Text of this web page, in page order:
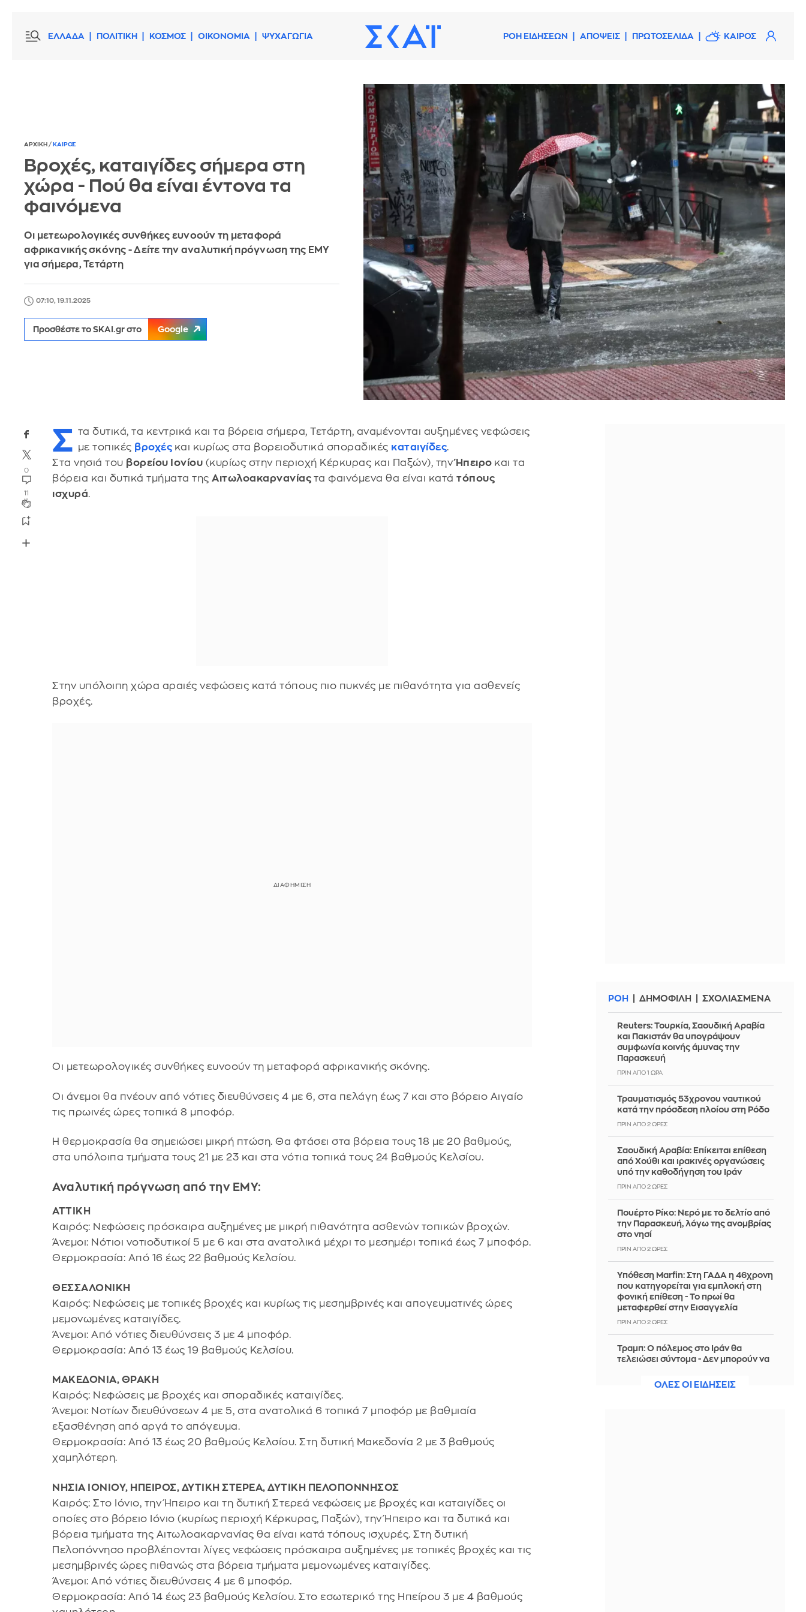
ΕΛΛΑΔΑ ΠΟΛΙΤΙΚΗ ΚΟΣΜΟΣ ΟΙΚΟΝΟΜΙΑ ΨΥΧΑΓΩΓΙΑ ΡΟΗ ΕΙΔΗΣΕΩΝ ΑΠΟΨΕΙΣ ΠΡΩΤΟΣΕΛΙΔΑ ΚΑΙΡΟΣ
ΑΡΧΙΚΗ / ΚΑΙΡΟΣ
Βροχές, καταιγίδες σήμερα στη
χώρα - Πού θα είναι έντονα τα
φαινόμενα
Οι μετεωρολογικές συνθήκες ευνοούν τη μεταφορά
αφρικανικής σκόνης - Δείτε την αναλυτική πρόγνωση της ΕΜΥ
για σήμερα, Τετάρτη
07:10, 19.11.2025
Προσθέστε το SKAI.gr στο Google
0
11
Σ τα δυτικά, τα κεντρικά και τα βόρεια σήμερα, Τετάρτη, αναμένονται αυξημένες νεφώσεις
με τοπικές βροχές και κυρίως στα βορειοδυτικά σποραδικές καταιγίδες.
Στα νησιά του βορείου Ιονίου (κυρίως στην περιοχή Κέρκυρας και Παξών), τηνΉπειρο και τα
βόρεια και δυτικά τμήματα τηςΑιτωλοακαρνανίας τα φαινόμενα θα είναι κατάτόπους
ισχυρά.
Στην υπόλοιπη χώρα αραιές νεφώσεις κατά τόπους πιο πυκνές με πιθανότητα για ασθενείς
βροχές.
Οι μετεωρολογικές συνθήκες ευνοούν τη μεταφορά αφρικανικής σκόνης.
Οι άνεμοι θα πνέουν από νότιες διευθύνσεις 4 με 6, στα πελάγη έως 7 και στο βόρειο Αιγαίο
τις πρωινές ώρες τοπικά 8 μποφόρ.
Η θερμοκρασία θα σημειώσει μικρή πτώση. Θα φτάσει στα βόρεια τους 18 με 20 βαθμούς,
στα υπόλοιπα τμήματα τους 21 με 23 και στα νότια τοπικά τους 24 βαθμούς Κελσίου.
Αναλυτική πρόγνωση από την ΕΜΥ:
ΑΤΤΙΚΗ
Καιρός: Νεφώσεις πρόσκαιρα αυξημένες με μικρή πιθανότητα ασθενών τοπικών βροχών.
Άνεμοι: Νότιοι νοτιοδυτικοί 5 με 6 και στα ανατολικά μέχρι το μεσημέρι τοπικά έως 7 μποφόρ.
Θερμοκρασία: Από 16 έως 22 βαθμούς Κελσίου.
ΘΕΣΣΑΛΟΝΙΚΗ
Καιρός: Νεφώσεις με τοπικές βροχές και κυρίως τις μεσημβρινές και απογευματινές ώρες
μεμονωμένες καταιγίδες.
Άνεμοι: Από νότιες διευθύνσεις 3 με 4 μποφόρ.
Θερμοκρασία: Από 13 έως 19 βαθμούς Κελσίου.
ΜΑΚΕΔΟΝΙΑ, ΘΡΑΚΗ
Καιρός: Νεφώσεις με βροχές και σποραδικές καταιγίδες.
Άνεμοι: Νοτίων διευθύνσεων 4 με 5, στα ανατολικά 6 τοπικά 7 μποφόρ με βαθμιαία
εξασθένηση από αργά το απόγευμα.
Θερμοκρασία: Από 13 έως 20 βαθμούς Κελσίου. Στη δυτική Μακεδονία 2 με 3 βαθμούς
χαμηλότερη.
ΝΗΣΙΑ ΙΟΝΙΟΥ, ΗΠΕΙΡΟΣ, ΔΥΤΙΚΗ ΣΤΕΡΕΑ, ΔΥΤΙΚΗ ΠΕΛΟΠΟΝΝΗΣΟΣ
Καιρός: Στο Ιόνιο, την Ήπειρο και τη δυτική Στερεά νεφώσεις με βροχές και καταιγίδες οι
οποίες στο βόρειο Ιόνιο (κυρίως περιοχή Κέρκυρας, Παξών), την Ήπειρο και τα δυτικά και
βόρεια τμήματα της Αιτωλοακαρνανίας θα είναι κατά τόπους ισχυρές. Στη δυτική
Πελοπόννησο προβλέπονται λίγες νεφώσεις πρόσκαιρα αυξημένες με τοπικές βροχές και τις
μεσημβρινές ώρες πιθανώς στα βόρεια τμήματα μεμονωμένες καταιγίδες.
Άνεμοι: Από νότιες διευθύνσεις 4 με 6 μποφόρ.
Θερμοκρασία: Από 14 έως 23 βαθμούς Κελσίου. Στο εσωτερικό της Ηπείρου 3 με 4 βαθμούς
ΡΟΗ ΔΗΜΟΦΙΛΗ ΣΧΟΛΙΑΣΜΕΝΑ
Reuters: Τουρκία, Σαουδική Αραβία
και Πακιστάν θα υπογράψουν
συμφωνία κοινής άμυνας την
Παρασκευή
ΠΡΙΝ ΑΠΌ 1 ΏΡΑ
Τραυματισμός 53χρονου ναυτικού
κατά την πρόσδεση πλοίου στη Ρόδο
ΠΡΙΝ ΑΠΌ 2 ΏΡΕΣ
Σαουδική Αραβία: Επίκειται επίθεση
από Χούθι και ιρακινές οργανώσεις
υπό την καθοδήγηση του Ιράν
ΠΡΙΝ ΑΠΌ 2 ΏΡΕΣ
Πουέρτο Ρίκο: Νερό με το δελτίο από
την Παρασκευή, λόγω της ανομβρίας
στο νησί
ΠΡΙΝ ΑΠΌ 2 ΏΡΕΣ
Υπόθεση Marfin: Στη ΓΑΔΑ η 46χρονη
που κατηγορείται για εμπλοκή στη
φονική επίθεση - Το πρωί θα
μεταφερθεί στην Εισαγγελία
ΠΡΙΝ ΑΠΌ 2 ΏΡΕΣ
Τραμπ: Ο πόλεμος στο Ιράν θα
τελειώσει σύντομα - Δεν μπορούν να
ΠΡΙΝ ΑΠΌ 2 ΏΡΕΣΟΛΕΣ ΟΙ ΕΙΔΗΣΕΙΣ